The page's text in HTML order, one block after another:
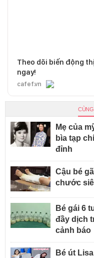
Theo dõi biến động
ngay!
cafef.vn
Mẹ của
bìa tạp
đỉnh
Cậu bé
chước
Bé gái 6
đầy dịch
cảnh báo
Bé út